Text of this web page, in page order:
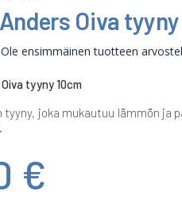
Oiva
Ole ensimmäinen tuotteen
tyyny 10cm
joka mukautuu lämmön ja
€